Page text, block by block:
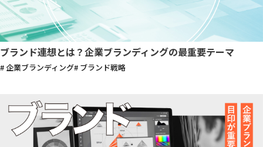
ブランド連想とは？企業ブランディングの最重要テーマ
# 企業ブランディング# ブランド戦略